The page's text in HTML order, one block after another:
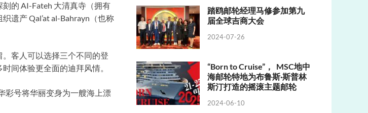
的 AI-Fateh 大清真寺（拥有
遗产 Qal’at al-Bahrayn（也称
客人可以选择三个不同的登
间体验更全面的迪拜风情。
彩号将华丽变身为一艘海上漂
踏鸥邮轮经理马修参加第九
届全球吉商大会
2024-07-26
“Born to Cruise”， MSC地中
海邮轮特地为布鲁斯·斯普林
斯汀打造的摇滚主题邮轮
2024-06-10